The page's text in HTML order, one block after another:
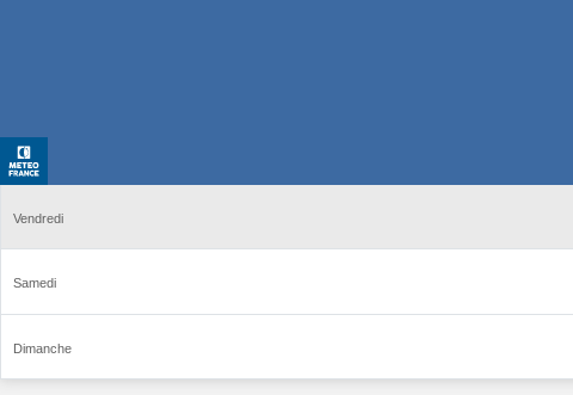
Vendredi
Samedi
Dimanche